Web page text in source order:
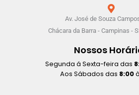
Av. José de Souza
Chácara da Barra - Campinas -
Nossos
Segunda á Sexta-feira das
Aos Sábados das 8:00